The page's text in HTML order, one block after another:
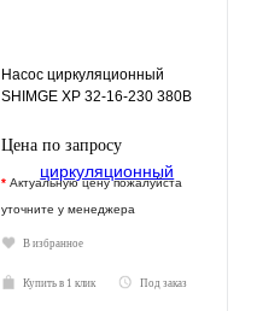
Насос циркуляционный
SHIMGE XP 32-16-230 380В
Цена по запросу
* Актуальную цену пожалуйста
уточните у менеджера
В избранное
Купить в 1 клик Под заказ